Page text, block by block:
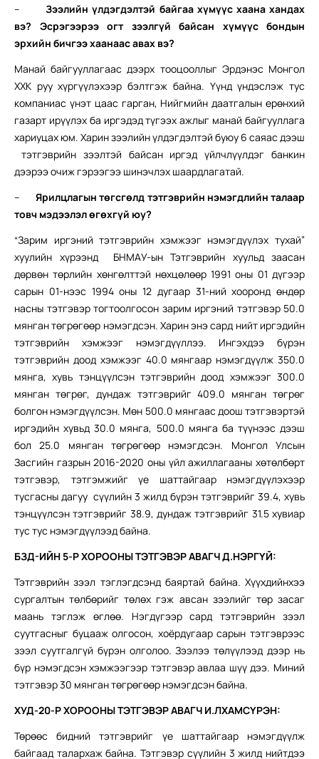
–Зээлийн үлдэгдэлтэй байгаа хүмүүс хаана хандах
вэ? Эсрэгээрээ огт зээлгүй байсан хүмүүс бондын
эрхийн бичгээ хаанаас авах вэ?
Манай байгууллагаас дээрх тооцооллыг Эрдэнэс Монгол
ХХК руу хүргүүлэхээр бэлтгэж байна. Үүнд үндэслэж тус
компаниас үнэт цаас гарган, Нийгмийн даатгалын ерөнхий
газарт ирүүлэх ба иргэдэд түгээх ажлыг манай байгууллага
хариуцах юм. Харин зээлийн үлдэгдэлтэй буюу 6 саяас дээш
тэтгэврийн зээлтэй байсан иргэд үйлчлүүлдэг банкин
дээрээ очиж гэрээгээ шинэчлэх шаардлагатай.
–Ярилцлагын төгсгөлд тэтгэврийн нэмэгдлийн талаар
товч мэдээлэл өгөхгүй юу?
“Зарим иргэний тэтгэврийн хэмжээг нэмэгдүүлэх тухай”
хуулийн хүрээнд БНМАУ-ын Тэтгэврийн хуульд заасан
дөрвөн төрлийн хөнгөлттэй нөхцөлөөр 1991 оны 01 дүгээр
сарын 01-нээс 1994 оны 12 дугаар 31-ний хооронд өндөр
насны тэтгэвэр тогтоолгосон зарим иргэний тэтгэвэр 50.0
мянган төгрөгөөр нэмэгдсэн. Харин энэ сард нийт иргэдийн
тэтгэврийн хэмжээг нэмэгдүүллээ. Ингэхдээ бүрэн
тэтгэврийн доод хэмжээг 40.0 мянгаар нэмэгдүүлж 350.0
мянга, хувь тэнцүүлсэн тэтгэврийн доод хэмжээг 300.0
мянган төгрөг, дундаж тэтгэврийг 409.0 мянган төгрөг
болгон нэмэгдүүлсэн. Мөн 500.0 мянгаас доош тэтгэвэртэй
иргэдийн хувьд 30.0 мянга, 500.0 мянга ба түүнээс дээш
бол 25.0 мянган төгрөгөөр нэмэгдсэн. Монгол Улсын
Засгийн газрын 2016-2020 оны үйл ажиллагааны хөтөлбөрт
тэтгэвэр, тэтгэмжийг үе шаттайгаар нэмэгдүүлэхээр
тусгасны дагуу сүүлийн 3 жилд бүрэн тэтгэврийг 39.4, хувь
тэнцүүлсэн тэтгэврийг 38.9, дундаж тэтгэврийг 31.5 хувиар
тус тус нэмэгдүүлээд байна.
БЗД-ИЙН 5-Р ХОРООНЫТЭТГЭВЭР АВАГЧД.НЭРГҮЙ:
Тэтгэврийн зээл тэглэгдсэнд баяртай байна. Хүүхдийнхээ
сургалтын төлбөрийг төлөх гэж авсан зээлийг төр засаг
маань тэглэж өглөө. Нэгдүгээр сард тэтгэврийн зээл
суутгасныг буцааж олгосон, хоёрдугаар сарын тэтгэврээс
зээл суутгалгүй бүрэн олголоо. Зээлээ төлүүлээд дээр нь
бүр нэмэгдсэн хэмжээгээр тэтгэвэр авлаа шүү дээ. Миний
тэтгэвэр 30 мянган төгрөгөөр нэмэгдсэн байна.
ХУД-20-Р ХОРООНЫ ТЭТГЭВЭР АВАГЧ И.ЛХАМСҮРЭН:
Төрөөс бидний тэтгэврийг үе шаттайгаар нэмэгдүүлж
байгаад талархаж байна. Тэтгэвэр сүүлийн 3 жилд нийтдээ